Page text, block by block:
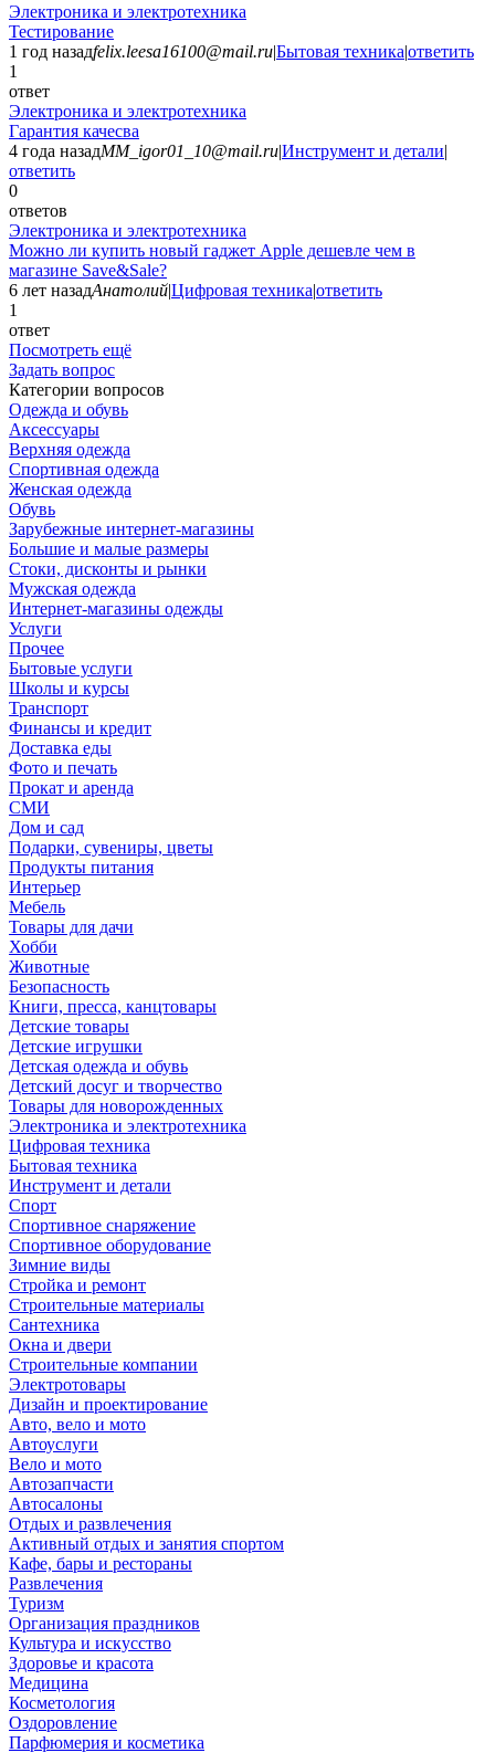
Электроника и электротехника
Тестирование
1 год назадfelix.leesa16100@mail.ru|Бытовая техника|ответить
1
ответ
Электроника и электротехника
Гарантия качесва
4 года назадMM_igor01_10@mail.ru|Инструмент и детали|
ответить
0
ответов
Электроника и электротехника
Можно ли купить новый гаджет Apple дешевле чем в
магазине Save&Sale?
6 лет назадАнатолий|Цифровая техника|ответить
1
ответ
Посмотреть ещё
Задать вопрос
Категории вопросов
Одежда и обувь
Аксессуары
Верхняя одежда
Спортивная одежда
Женская одежда
Обувь
Зарубежные интернет-магазины
Большие и малые размеры
Стоки, дисконты и рынки
Мужская одежда
Интернет-магазины одежды
Услуги
Прочее
Бытовые услуги
Школы и курсы
Транспорт
Финансы и кредит
Доставка еды
Фото и печать
Прокат и аренда
СМИ
Дом и сад
Подарки, сувениры, цветы
Продукты питания
Интерьер
Мебель
Товары для дачи
Хобби
Животные
Безопасность
Книги, пресса, канцтовары
Детские товары
Детские игрушки
Детская одежда и обувь
Детский досуг и творчество
Товары для новорожденных
Электроника и электротехника
Цифровая техника
Бытовая техника
Инструмент и детали
Спорт
Спортивное снаряжение
Спортивное оборудование
Зимние виды
Стройка и ремонт
Строительные материалы
Сантехника
Окна и двери
Строительные компании
Электротовары
Дизайн и проектирование
Авто, вело и мото
Автоуслуги
Вело и мото
Автозапчасти
Автосалоны
Отдых и развлечения
Активный отдых и занятия спортом
Кафе, бары и рестораны
Развлечения
Туризм
Организация праздников
Культура и искусство
Здоровье и красота
Медицина
Косметология
Оздоровление
Парфюмерия и косметика